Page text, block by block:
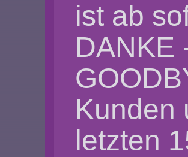
ist ab
DANKE
Kunden
letzten